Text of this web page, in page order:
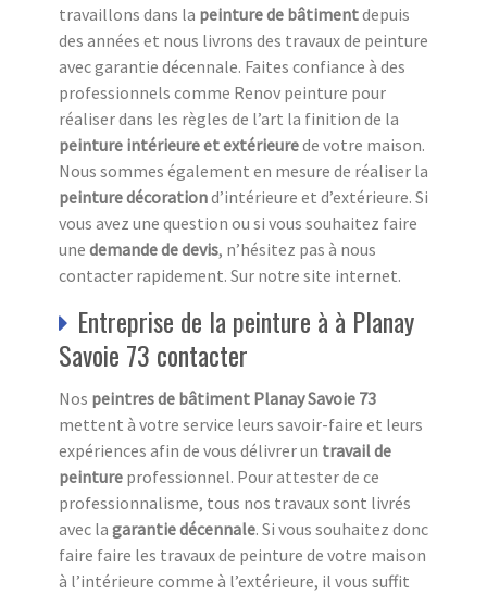
travaillons dans la peinture de bâtimentdepuis
des années et nous livrons des travaux de peinture
avec garantie décennale. Faites confiance à des
professionnels comme Renov peinture pour
réaliser dans les règles de l’art la finition de la
peinture intérieure et extérieurede votre maison.
Nous sommes également en mesure de réaliser la
peinture décorationd’intérieure et d’extérieure. Si
vous avez une question ou si vous souhaitez faire
une demande de devis, n’hésitez pas à nous
contacter rapidement. Sur notre site internet.
Entreprise de la peinture à à Planay
Savoie 73 contacter
Nos peintres de bâtiment Planay Savoie 73
mettent à votre service leurs savoir-faire et leurs
expériences afin de vous délivrer un travail de
peinture professionnel. Pour attester de ce
professionnalisme, tous nos travaux sont livrés
avec la garantie décennale. Si vous souhaitez donc
faire faire les travaux de peinture de votre maison
à l’intérieure comme à l’extérieure, il vous suffit